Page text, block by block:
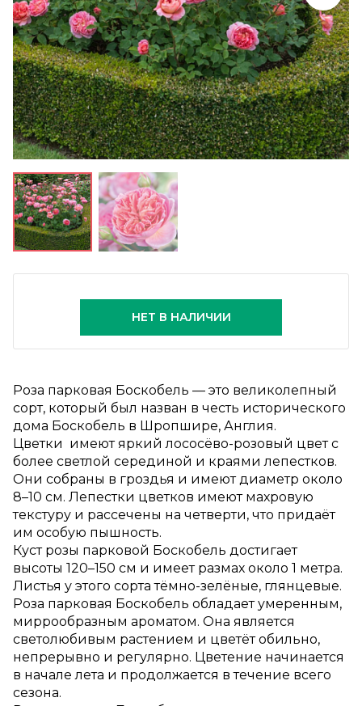
НЕТ В НАЛИЧИИ
Роза парковая Боскобель — это великолепный
сорт, который был назван в честь исторического
дома Боскобель в Шропшире, Англия.
Цветки имеют яркий лососёво-розовый цвет с
более светлой серединой и краями лепестков.
Они собраны в гроздья и имеют диаметр около
8–10 см. Лепестки цветков имеют махровую
текстуру и рассечены на четверти, что придаёт
им особую пышность.
Куст розы парковой Боскобель достигает
высоты 120–150 см и имеет размах около 1 метра.
Листья у этого сорта тёмно-зелёные, глянцевые.
Роза парковая Боскобель обладает умеренным,
миррообразным ароматом. Она является
светолюбивым растением и цветёт обильно,
непрерывно и регулярно. Цветение начинается
в начале лета и продолжается в течение всего
сезона.